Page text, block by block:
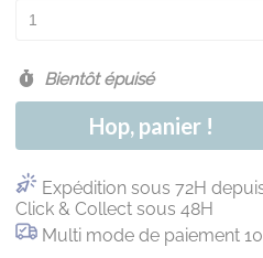
Bientôt épuisé
Hop, panier !
Expédition sous 72H
Click & Collect sous 48H
Multi mode de paiement